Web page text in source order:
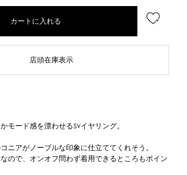
カートに入れる
店頭在庫表示
モード感を漂わせるSVイヤリング。
ニアがノーブルな印象に仕立ててくれそう。
ので、オンオフ問わず着用できるところもポイン